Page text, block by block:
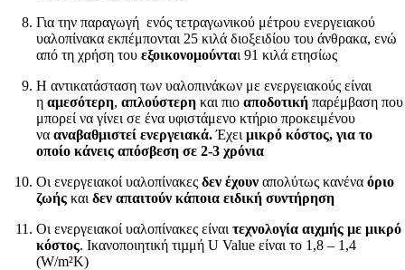
Για την παραγωγή ενός τετραγωνικού μέτρου ενεργειακού
υαλοπίνακα εκπέμπονται 25 κιλά διοξειδίου του άνθρακα, ενώ
από τη χρήση του εξοικονομούνται 91 κιλά ετησίως
Η αντικατάσταση των υαλοπινάκων με ενεργειακούς είναι
η αμεσότερη, απλούστερη και πιο αποδοτική παρέμβαση που
μπορεί να γίνει σε ένα υφιστάμενο κτήριο προκειμένου
να αναβαθμιστεί ενεργειακά.Έχει μικρό κόστος, για το
οποίο κάνεις απόσβεση σε 2-3 χρόνια
Οι ενεργειακοί υαλοπίνακες δεν έχουν απολύτως κανένα όριο
ζωής και δεν απαιτούν κάποια ειδική συντήρηση
Οι ενεργειακοί υαλοπίνακες είναι τεχνολογία αιχμής µε μικρό
κόστος. Ικανοποιητική τιµμή U Value είναι το 1,8 – 1,4
(W/m²K)